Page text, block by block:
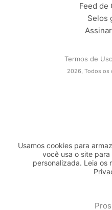
Feed de
Selos
Termos de Uso
2026, Todos os
Usamos cookies para
você usa o site
personalizada. Leia os